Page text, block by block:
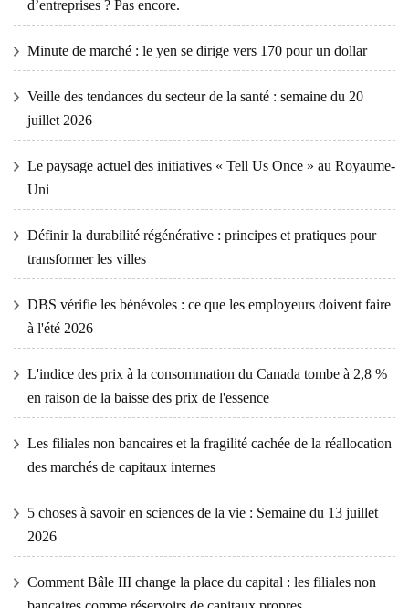
d’entreprises ? Pas encore.
Minute de marché : le yen se dirige vers 170 pour un dollar
Veille des tendances du secteur de la santé : semaine du 20
juillet 2026
Le paysage actuel des initiatives « Tell Us Once » au Royaume-
Uni
Définir la durabilité régénérative : principes et pratiques pour
transformer les villes
DBS vérifie les bénévoles : ce que les employeurs doivent faire
à l'été 2026
L'indice des prix à la consommation du Canada tombe à 2,8 %
en raison de la baisse des prix de l'essence
Les filiales non bancaires et la fragilité cachée de la réallocation
des marchés de capitaux internes
5 choses à savoir en sciences de la vie : Semaine du 13 juillet
2026
Comment Bâle III change la place du capital : les filiales non